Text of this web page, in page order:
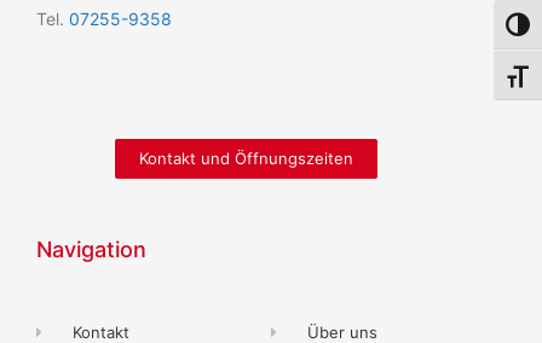
Tel. 07255-9358
Kontakt und Öffnungszeiten
Navigation
Kontakt Über uns